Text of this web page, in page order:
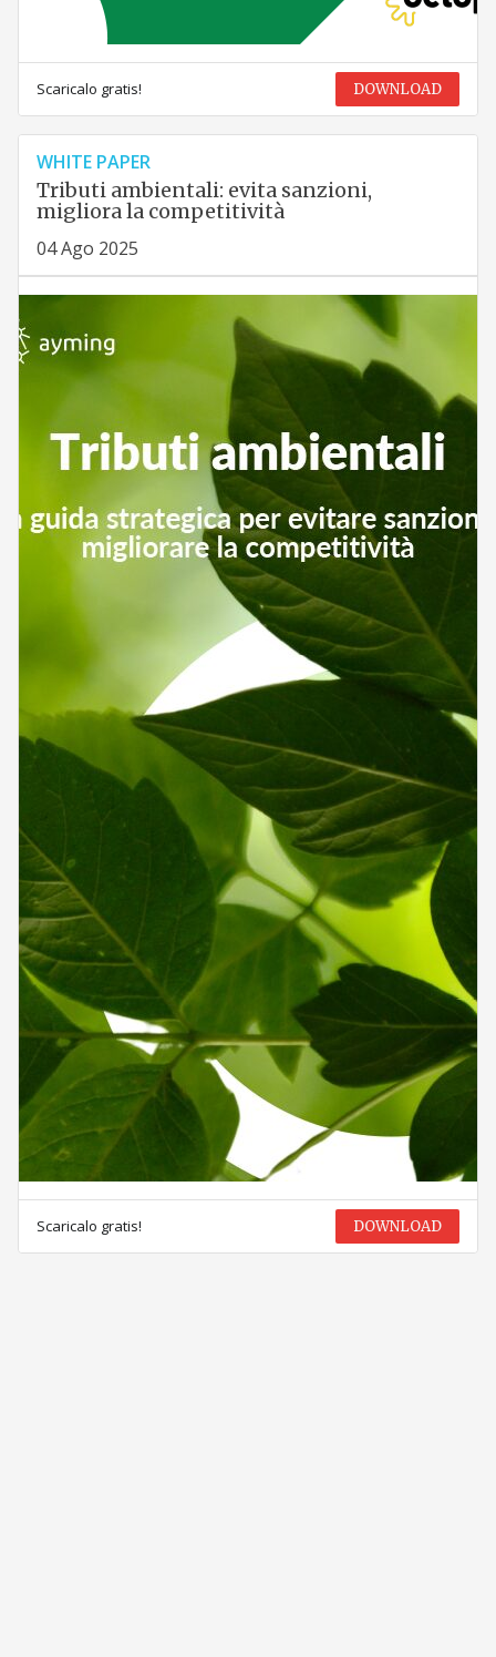
Scaricalo gratis! DOWNLOAD
WHITE PAPER
Tributi ambientali: evita sanzioni,
migliora la competitività
04 Ago 2025
Scaricalo gratis! DOWNLOAD